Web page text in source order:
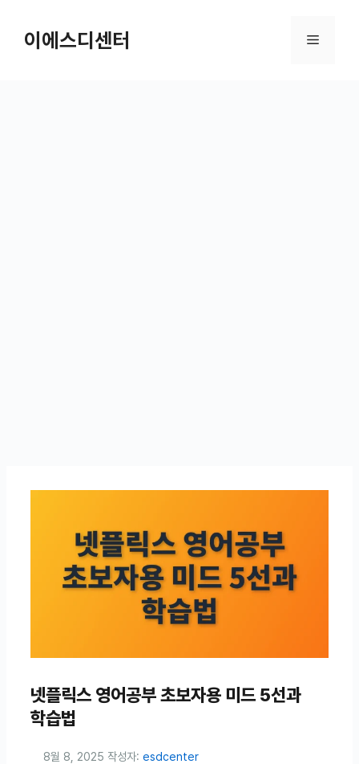
건너뛰기이에스디센터 메뉴
넷플릭스 영어공부 초보자용 미드 5선과
학습법
8월 8, 2025 작성자: esdcenter